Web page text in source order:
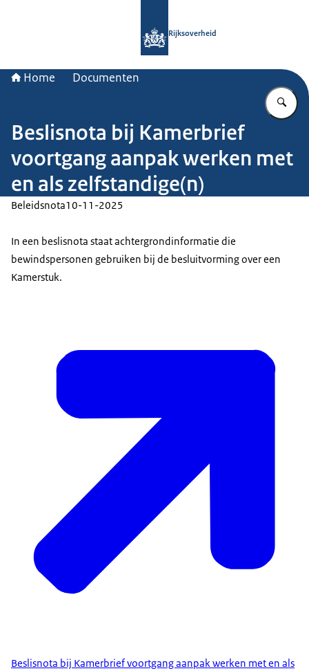
Rijksoverheid
Home Documenten
Beslisnota bij Kamerbrief
voortgang aanpak werken met
en als zelfstandige(n)
Beleidsnota10-11-2025
In een beslisnota staat achtergrondinformatie die
bewindspersonen gebruiken bij de besluitvorming over een
Kamerstuk.
Beslisnota bij Kamerbrief voortgang aanpak werken met en als